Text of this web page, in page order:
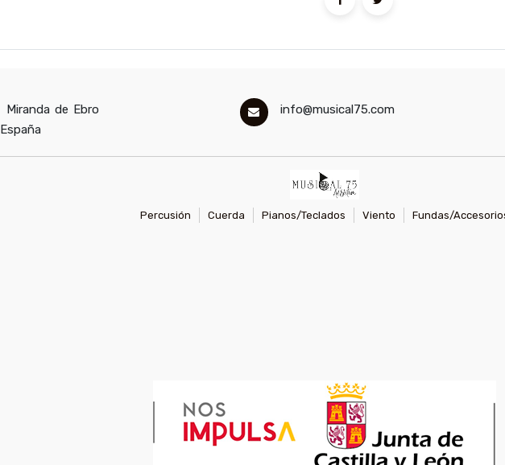
Miranda de Ebro
España
info@musical75.com
Percusión Cuerda Pianos/Teclados Viento Fundas/